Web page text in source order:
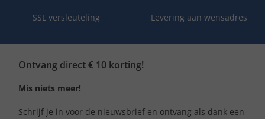
SSL versleuteling Levering aan wensadres
Ontvang direct € 10 korting!
Mis niets meer!
Schrijf je in voor de nieuwsbrief en ontvang als dank een